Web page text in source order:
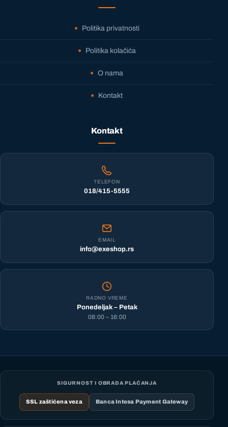
Politika privatnosti
Politika kolačića
O nama
Kontakt
Kontakt
TELEFON
018/415-5555
EMAIL
info@exeshop.rs
RADNO VREME
Ponedeljak – Petak
08:00 – 16:00
SIGURNOST I OBRADA PLAĆANJA
SSL zaštićena veza Banca Intesa Payment Gateway